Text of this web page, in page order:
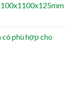
phù hợp cho